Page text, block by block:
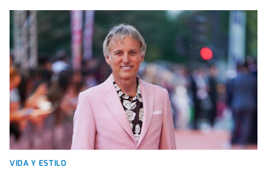
VIDA Y ESTILO